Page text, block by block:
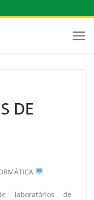
DE
laboratórios de